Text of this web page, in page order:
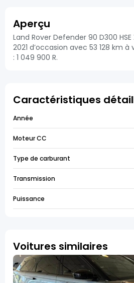
Aperçu
Land Rover Defender 90 D300
2021 d’occasion avec 53 128 km
: 1 049 900 R.
Caractéristiques
Année
Moteur CC
Type de carburant
Transmission
Puissance
Voitures similaires